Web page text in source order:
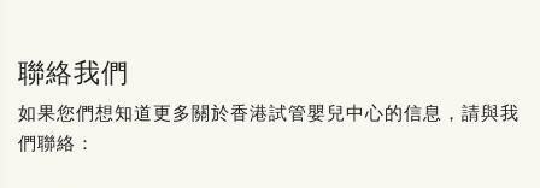
聯絡我們
如果您們想知道更多關於香港試管嬰兒中心的信息，請與我
們聯絡：